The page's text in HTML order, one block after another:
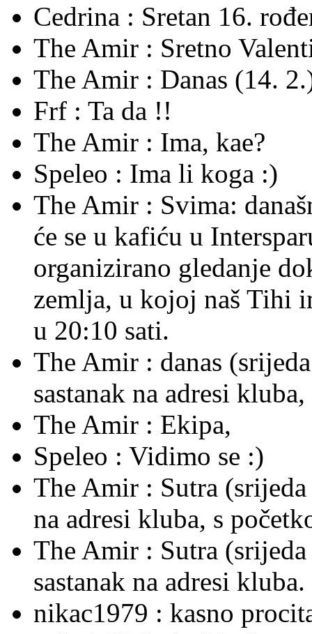
Cedrina : Sretan 16.
The Amir : Sretno
The Amir : Danas (14.
Frf : Ta da !!
The Amir : Ima, kae?
Speleo : Ima li koga :)
The Amir : Svima:
će se u kafiću u
organizirano gledanje
zemlja, u kojoj naš Tihi
u 20:10 sati.
The Amir : danas
sastanak na adresi
The Amir : Ekipa,
Speleo : Vidimo se :)
The Amir : Sutra
na adresi kluba, s
The Amir : Sutra
sastanak na adresi kluba.
nikac1979 : kasno